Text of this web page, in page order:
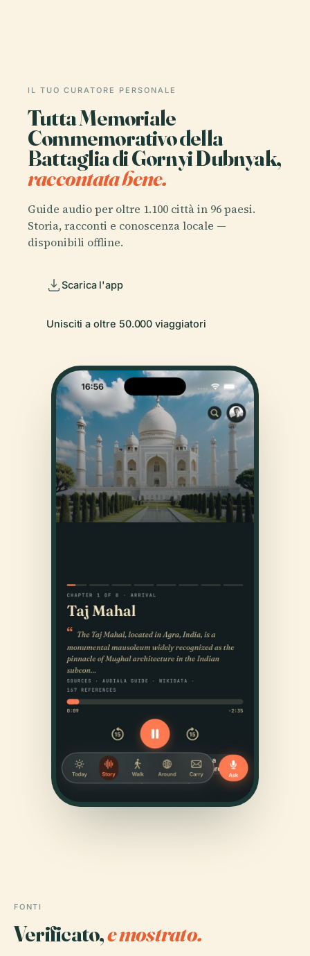
IL TUO CURATORE PERSONALE
Tutta Memoriale
Commemorativo della
Battaglia di Gornyi Dubnyak,
raccontata bene.
Guide audio per oltre 1.100 città in 96 paesi.
Storia, racconti e conoscenza locale —
disponibili offline.
Scarica l'app
Unisciti a oltre 50.000 viaggiatori
FONTI
Verificato,e mostrato.